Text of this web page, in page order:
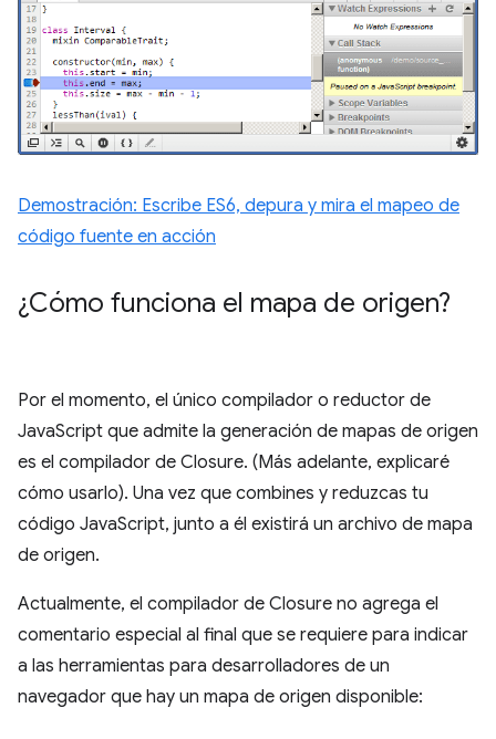
Demostración: Escribe ES6, depura y mira el mapeo de
código fuente en acción
¿Cómo funciona el mapa de origen?
Por el momento, el único compilador o reductor de
JavaScript que admite la generación de mapas de origen
es el compilador de Closure. (Más adelante, explicaré
cómo usarlo). Una vez que combines y reduzcas tu
código JavaScript, junto a él existirá un archivo de mapa
de origen.
Actualmente, el compilador de Closure no agrega el
comentario especial al final que se requiere para indicar
a las herramientas para desarrolladores de un
navegador que hay un mapa de origen disponible: